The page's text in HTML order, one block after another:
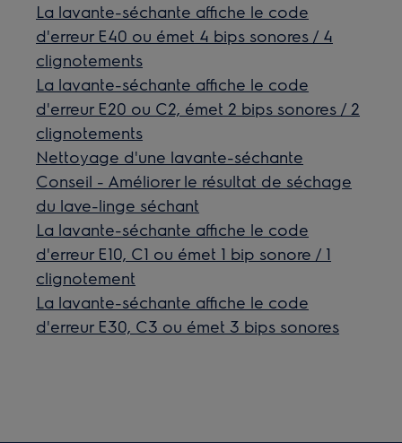
La lavante-séchante affiche le code
d'erreur E40 ou émet 4 bips sonores / 4
clignotements
La lavante-séchante affiche le code
d'erreur E20 ou C2, émet 2 bips sonores / 2
clignotements
Nettoyage d'une lavante-séchante
Conseil - Améliorer le résultat de séchage
du lave-linge séchant
La lavante-séchante affiche le code
d'erreur E10, C1 ou émet 1 bip sonore / 1
clignotement
La lavante-séchante affiche le code
d'erreur E30, C3 ou émet 3 bips sonores